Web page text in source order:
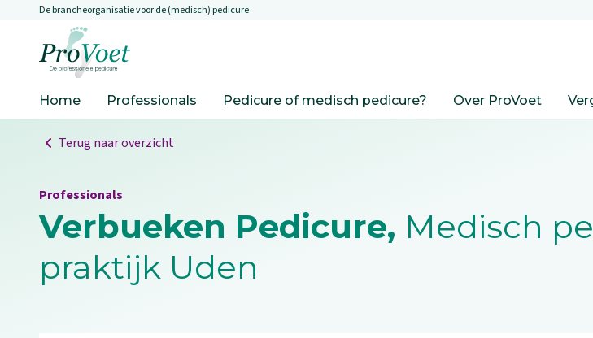
Overslaan en naar de inhoud gaan
De brancheorganisatie voor de (medisch) pedicure
Home Professionals Pedicure of medisch pedicure? Over ProVoet
Terug naar overzicht
Professionals
Verbueken Pedicure, Medisch
praktijk Uden